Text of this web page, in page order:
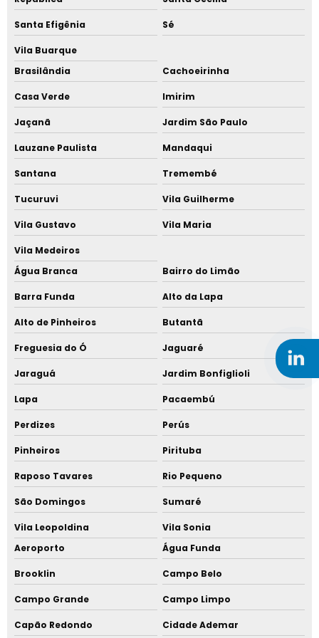
Nylon com fibra de vidro
Resina de policarbonato
Poliestireno cristal resina
Onde comprar resina de policarbonato
Polipropileno resina
Poliestireno cristal preço
Resinas plásticas importadas
Empresa de reciclagem de plástico
Elastômero preço
Poliacetal preço
TPE material
Tpe termoplástico
TPV material
TPV termoplásticos
Fabrica de policarbonato pc em são paulo
Policarbonato pc material
Santa Efigênia Sé
Vila Buarque
Brasilândia
Cachoeirinha
Casa Verde Imirim
Jaçanã Jardim São Paulo
Lauzane Paulista Mandaqui
Santana Tremembé
Tucuruvi Vila Guilherme
Vila Gustavo Vila Maria
Vila Medeiros
Água Branca
Bairro do Limão
Barra Funda Alto da Lapa
Alto de Pinheiros Butantã
Freguesia do Ó Jaguaré
Jaraguá Jardim Bonfiglioli
Lapa Pacaembú
Perdizes Perús
Pinheiros Pirituba
Raposo Tavares Rio Pequeno
São Domingos Sumaré
Vila Leopoldina
Vila Sonia
Aeroporto
Água Funda
Brooklin Campo Belo
Campo Grande Campo Limpo
Capão Redondo Cidade Ademar